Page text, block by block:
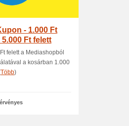
- 1.000 Ft
Ft felett
felett a Mediashopból
a kosárban 1.000
Több)